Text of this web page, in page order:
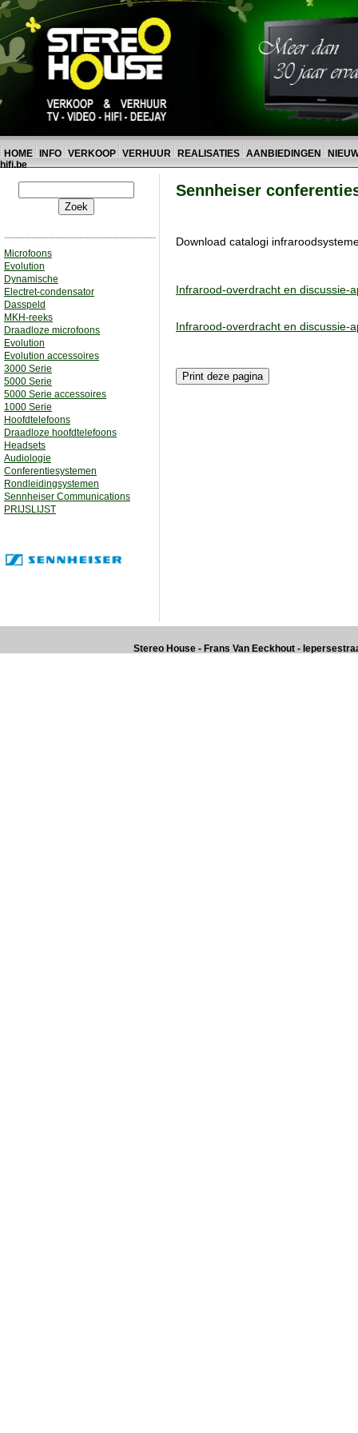
HOME INFO VERKOOP VERHUUR REALISATIES AANBIEDINGEN
hifi.be
Microfoons
Evolution
Dynamische
Electret-condensator
Dasspeld
MKH-reeks
Draadloze microfoons
Evolution
Evolution accessoires
3000 Serie
5000 Serie
5000 Serie accessoires
1000 Serie
Hoofdtelefoons
Draadloze hoofdtelefoons
Headsets
Audiologie
Conferentiesystemen
Rondleidingsystemen
Sennheiser Communications
PRIJSLIJST
Sennheiser
Download catalogi
Infrarood-overdracht en discussie-
Infrarood-overdracht en discussie-
Stereo House - Frans Van Eeckhout -